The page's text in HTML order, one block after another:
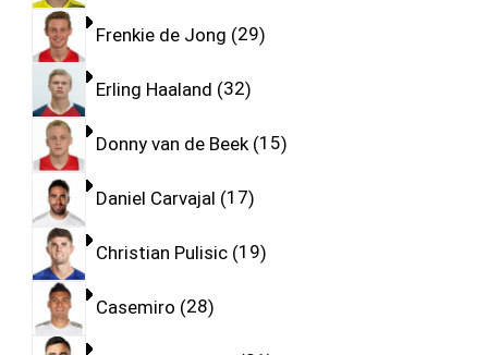
Frenkie de Jong 29
Erling Haaland 32
Donny van de Beek 15
Daniel Carvajal 17
Christian Pulisic 19
Casemiro 28